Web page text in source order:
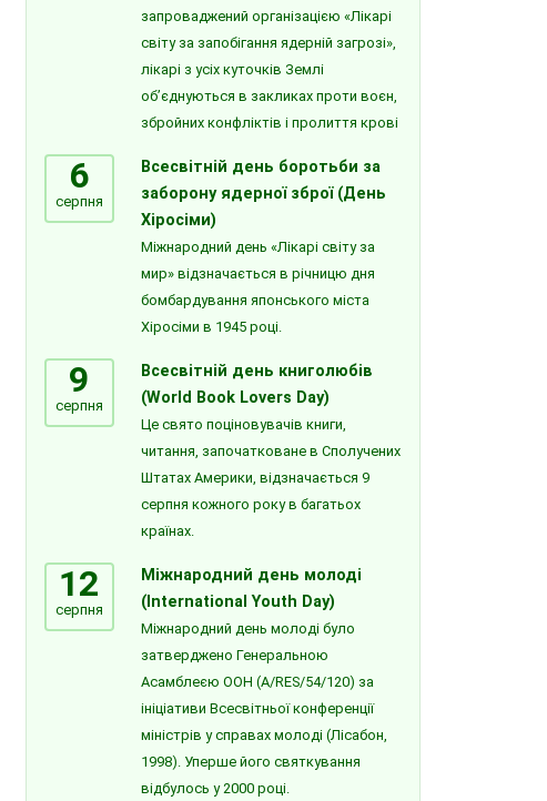
запроваджений організацією «Лікарі
світу за запобігання ядерній загрозі»,
лікарі з усіх куточків Землі
об’єднуються в закликах проти воєн,
збройних конфліктів і пролиття крові
6
серпня
Всесвітній день боротьби за
заборону ядерної зброї (День
Хіросіми)
Міжнародний день «Лікарі світу за
мир» відзначається в річницю дня
бомбардування японського міста
Хіросіми в 1945 році.
9
серпня
Всесвітній день книголюбів
(World Book Lovers Day)
Це свято поціновувачів книги,
читання, започатковане в Сполучених
Штатах Америки, відзначається 9
серпня кожного року в багатьох
країнах.
12
серпня
Міжнародний день молоді
(International Youth Day)
Міжнародний день молоді було
затверджено Генеральною
Асамблеєю ООН (A/RES/54/120) за
ініціативи Всесвітньої конференції
міністрів у справах молоді (Лісабон,
1998). Уперше його святкування
відбулось у 2000 році.